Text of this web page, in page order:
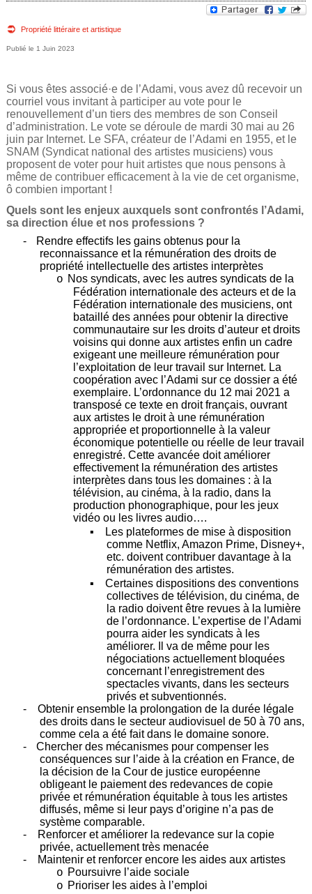
e
r
e
c
h
e
r
c
h
e
o
u
s
ê
t
e
s
i
c
Propriété littéraire et artistique
1 Juin 2023
Si vous êtes associé·e de l’Adami, vous avez dû recevoir un
courriel vous invitant à participer au vote pour le
renouvellement d’un tiers des membres de son Conseil
d’administration. Le vote se déroule de mardi 30 mai au 26
juin par Internet. Le SFA, créateur de l’Adami en 1955, et le
SNAM (Syndicat national des artistes musiciens) vous
proposent de voter pour huit artistes que nous pensons à
même de contribuer efficacement à la vie de cet organisme,
ô combien important !
Quels sont les enjeux auxquels sont confrontés l’Adami,
sa direction élue et nos professions ?
-
Rendre effectifs les gains obtenus pour la
reconnaissance et la rémunération des droits de
propriété intellectuelle des artistes interprètes
o Nos syndicats, avec les autres syndicats de la
Fédération internationale des acteurs et de la
Fédération internationale des musiciens, ont
bataillé des années pour obtenir la directive
communautaire sur les droits d’auteur et droits
voisins qui donne aux artistes enfin un cadre
exigeant une meilleure rémunération pour
l’exploitation de leur travail sur Internet. La
coopération avec l’Adami sur ce dossier a été
exemplaire. L’ordonnance du 12 mai 2021 a
transposé ce texte en droit français, ouvrant
aux artistes le droit à une rémunération
appropriée et proportionnelle à la valeur
économique potentielle ou réelle de leur travail
enregistré. Cette avancée doit améliorer
effectivement la rémunération des artistes
interprètes dans tous les domaines : à la
télévision, au cinéma, à la radio, dans la
production phonographique, pour les jeux
vidéo ou les livres audio….
▪
Les plateformes de mise à disposition
comme Netflix, Amazon Prime, Disney+,
etc. doivent contribuer davantage à la
rémunération des artistes.
▪
Certaines dispositions des conventions
collectives de télévision, du cinéma, de
la radio doivent être revues à la lumière
de l’ordonnance. L’expertise de l’Adami
pourra aider les syndicats à les
améliorer. Il va de même pour les
négociations actuellement bloquées
concernant l’enregistrement des
spectacles vivants, dans les secteurs
privés et subventionnés.
-
Obtenir ensemble la prolongation de la durée légale
des droits dans le secteur audiovisuel de 50 à 70 ans,
comme cela a été fait dans le domaine sonore.
-
Chercher des mécanismes pour compenser les
conséquences sur l’aide à la création en France, de
la décision de la Cour de justice européenne
obligeant le paiement des redevances de copie
privée et rémunération équitable à tous les artistes
diffusés, même si leur pays d’origine n’a pas de
système comparable.
-
Renforcer et améliorer la redevance sur la copie
privée, actuellement très menacée
-
Maintenir et renforcer encore les aides aux artistes
o Poursuivre l’aide sociale
o Prioriser les aides à l’emploi